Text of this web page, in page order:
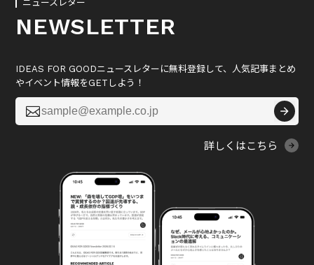
ニュースレター
NEWSLETTER
IDEAS FOR GOODニュースレターに無料登録して、人気記事まとめ
やイベント情報をGETしよう！

詳しくはこちら